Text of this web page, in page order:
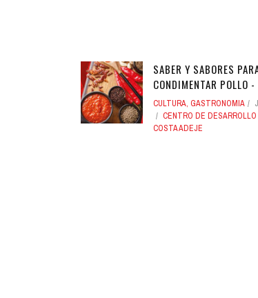
SABER Y SABORES
CONDIMENTAR POLLO
CULTURA, GASTRONOMIA
CENTRO DE
COSTA ADEJE